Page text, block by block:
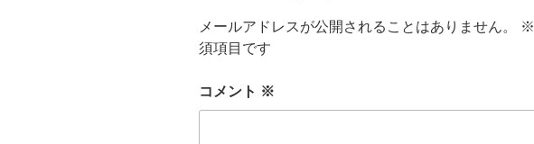
メールアドレスが公開されることはありません。 ※
須項目です
コメント ※